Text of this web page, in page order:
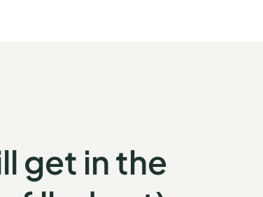
get in the